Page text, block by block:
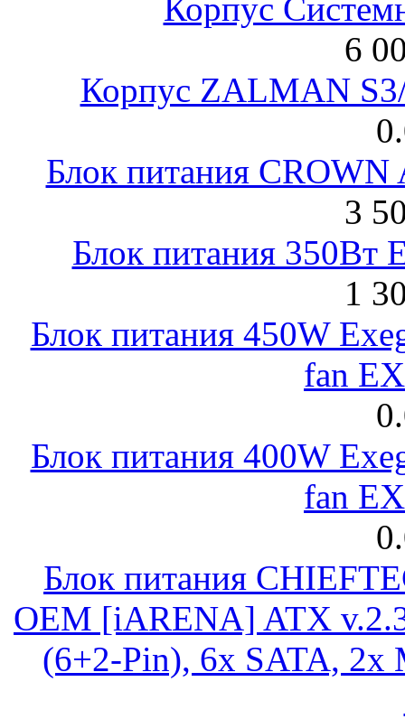
Корпус
6
Корпус ZALMAN
Блок питания
3
Блок питания 350Вт
1
Блок питания 450W
fan
Блок питания 400W
fan
Блок питания
OEM [iARENA] ATX
(6+2-Pin), 6x SATA, 2x